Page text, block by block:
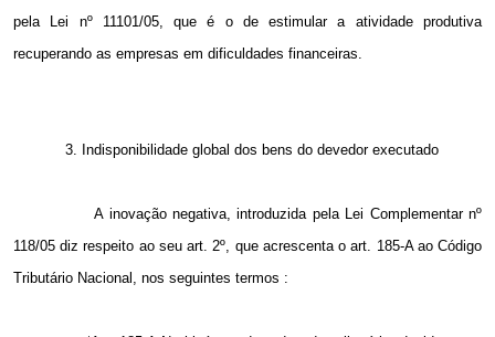
pela Lei nº 11101/05, que é o de estimular a atividade produtiva
recuperando as empresas em dificuldades financeiras.
3. Indisponibilidade global dos bens do devedor executado
A inovação negativa, introduzida pela Lei Complementar nº
118/05 diz respeito ao seu art. 2º, que acrescenta o art. 185-A ao Código
Tributário Nacional, nos seguintes termos :